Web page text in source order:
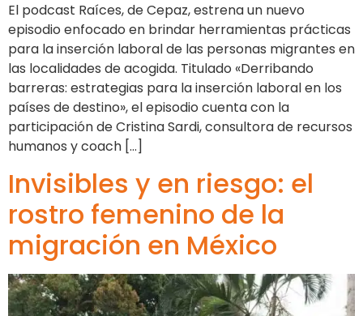
El podcast Raíces, de Cepaz, estrena un nuevo
episodio enfocado en brindar herramientas prácticas
para la inserción laboral de las personas migrantes en
las localidades de acogida. Titulado «Derribando
barreras: estrategias para la inserción laboral en los
países de destino», el episodio cuenta con la
participación de Cristina Sardi, consultora de recursos
humanos y coach […]
Invisibles y en riesgo: el
rostro femenino de la
migración en México